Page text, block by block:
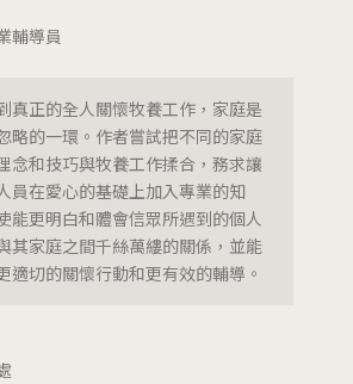
輔導員
真正的全人關懷牧養工作，家庭是
略的一環。作者嘗試把不同的家庭
念和技巧與牧養工作揉合，務求讓
員在愛心的基礎上加入專業的知
能更明白和體會信眾所遇到的個人
其家庭之間千絲萬縷的關係，並能
適切的關懷行動和更有效的輔導。